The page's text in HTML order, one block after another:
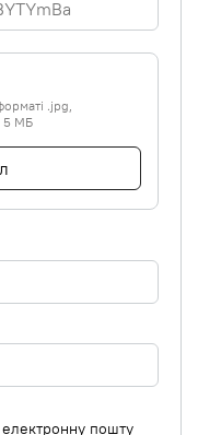
.jpg,
5 МБ
електронну пошту